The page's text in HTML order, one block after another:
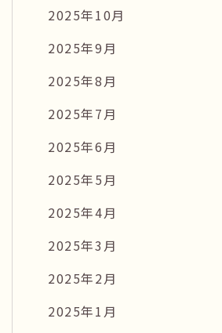
2025年10月
2025年9月
2025年8月
2025年7月
2025年6月
2025年5月
2025年4月
2025年3月
2025年2月
2025年1月